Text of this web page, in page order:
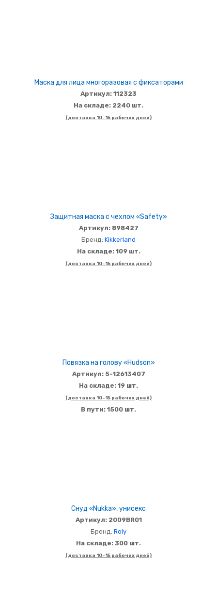
Маска для лица многоразовая с фиксаторами
Артикул: 112323
На складе: 2240 шт.
(доставка 10-15 рабочих дней)
Защитная маска с чехлом «Safety»
Артикул: 898427
Бренд: Kikkerland
На складе: 109 шт.
(доставка 10-15 рабочих дней)
Повязка на голову «Hudson»
Артикул: 5-12613407
На складе: 19 шт.
(доставка 10-15 рабочих дней)
В пути: 1500 шт.
Снуд «Nukka», унисекс
Артикул: 2009BR01
Бренд: Roly
На складе: 300 шт.
(доставка 10-15 рабочих дней)